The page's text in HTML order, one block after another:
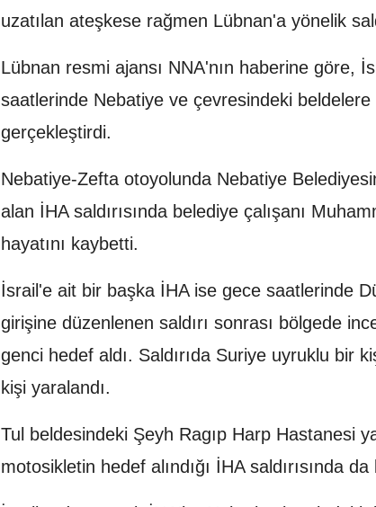
uzatılan ateşkese rağmen Lübnan'a yönelik
Lübnan resmi ajansı NNA'nın haberine göre,
saatlerinde Nebatiye ve çevresindeki beldelere
gerçekleştirdi.
Nebatiye-Zefta otoyolunda Nebatiye
alan İHA saldırısında belediye çalışanı
hayatını kaybetti.
İsrail'e ait bir başka İHA ise gece saatlerinde
girişine düzenlenen saldırı sonrası bölgede
genci hedef aldı. Saldırıda Suriye uyruklu bir
kişi yaralandı.
Tul beldesindeki Şeyh Ragıp Harp Hastanesi
motosikletin hedef alındığı İHA saldırısında